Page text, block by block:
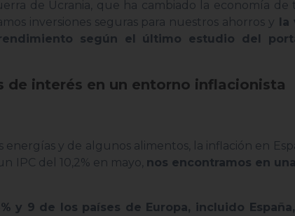
de Ucrania, que ha cambiado la economía de
inversiones seguras para nuestros ahorros y la
según el último estudio del
interés en un entorno inflacionista
y de algunos alimentos, la inflación en
IPC del 10,2% en mayo, nos encontramos en
y 9 de los países de Europa, incluido